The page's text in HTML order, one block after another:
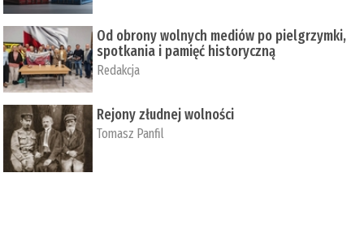
Od obrony wolnych mediów po pielgrzymki,
spotkania i pamięć historyczną
Redakcja
Rejony złudnej wolności
Tomasz Panfil